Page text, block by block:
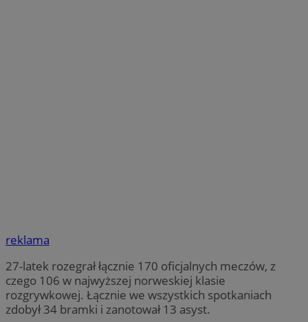
reklama
27-latek rozegrał łącznie 170 oficjalnych meczów, z
czego 106 w najwyższej norweskiej klasie
rozgrywkowej. Łącznie we wszystkich spotkaniach
zdobył 34 bramki i zanotował 13 asyst.